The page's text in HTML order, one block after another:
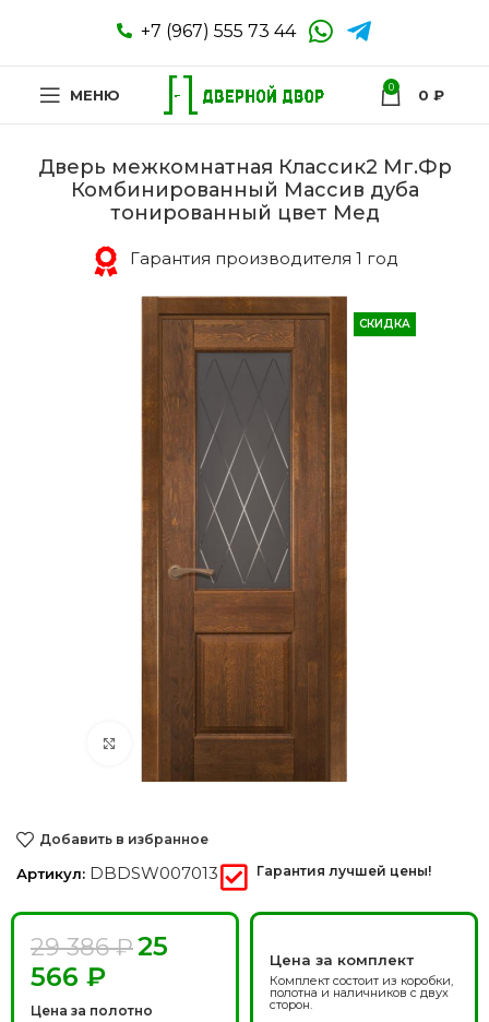
+7 (967) 555 73 44
МЕНЮ 0 0 ₽
Дверь межкомнатная Классик2 Мг.Фр
Комбинированный Массив дуба
тонированный цвет Мед
Гарантия производителя 1 год
СКИДКА
Нажмите, чтобы увеличить
Добавить в избранное
Артикул: DBDSW007013 Гарантия лучшей цены!
29 386₽25
566 ₽
Цена за полотно
Цена за комплект
Комплект состоит из коробки,
полотна и наличников с двух
сторон.